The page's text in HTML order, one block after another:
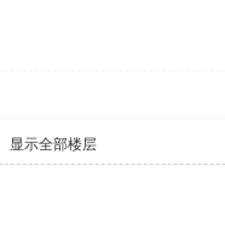
显示全部楼层